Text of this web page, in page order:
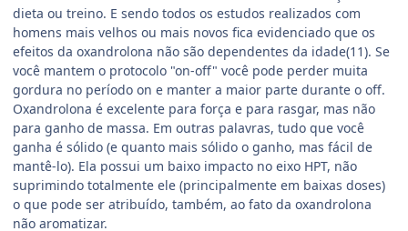
dieta ou treino. E sendo todos os estudos realizados com
homens mais velhos ou mais novos fica evidenciado que os
efeitos da oxandrolona não são dependentes da idade(11). Se
você mantem o protocolo "on-off" você pode perder muita
gordura no período on e manter a maior parte durante o off.
Oxandrolona é excelente para força e para rasgar, mas não
para ganho de massa. Em outras palavras, tudo que você
ganha é sólido (e quanto mais sólido o ganho, mas fácil de
mantê-lo). Ela possui um baixo impacto no eixo HPT, não
suprimindo totalmente ele (principalmente em baixas doses)
o que pode ser atribuído, também, ao fato da oxandrolona
não aromatizar.